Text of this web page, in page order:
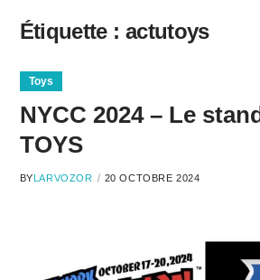
Étiquette : actutoys
Toys
NYCC 2024 – Le
TOYS
BYLARVOZOR 20 OCTOBRE 2024